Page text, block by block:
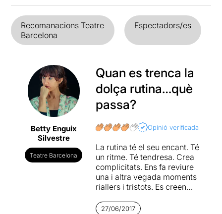
Recomanacions Teatre
Barcelona
Espectadors/es
Betty Enguix
Silvestre
Teatre Barcelona
Quan es trenca la
dolça rutina…què
passa?
Opinió verificada
La rutina té el seu encant. Té
un ritme. Té tendresa. Crea
complicitats. Ens fa reviure
una i altra vegada moments
riallers i tristots. Es creen
uns persones úniques,
27/06/2017